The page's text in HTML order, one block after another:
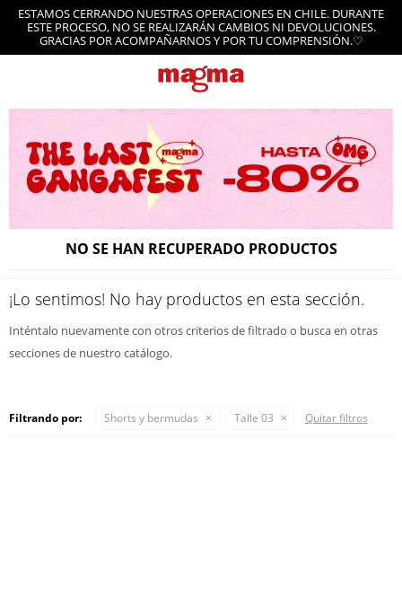
ESTAMOS CERRANDO NUESTRAS OPERACIONES EN CHILE. DURANTE
ESTE PROCESO, NO SE REALIZARÁN CAMBIOS NI DEVOLUCIONES.
GRACIAS POR ACOMPAÑARNOS Y POR TU COMPRENSIÓN.♡
NO SE HAN RECUPERADO PRODUCTOS
¡Lo sentimos! No hay productos en esta sección.
Inténtalo nuevamente con otros criterios de filtrado o busca en otras
secciones de nuestro catálogo.
Filtrando por: Shorts y bermudas Talle 03 Quitar filtros